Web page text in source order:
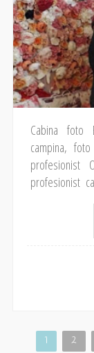
Cabina foto
campina,
profesionist
profesionist
1 2